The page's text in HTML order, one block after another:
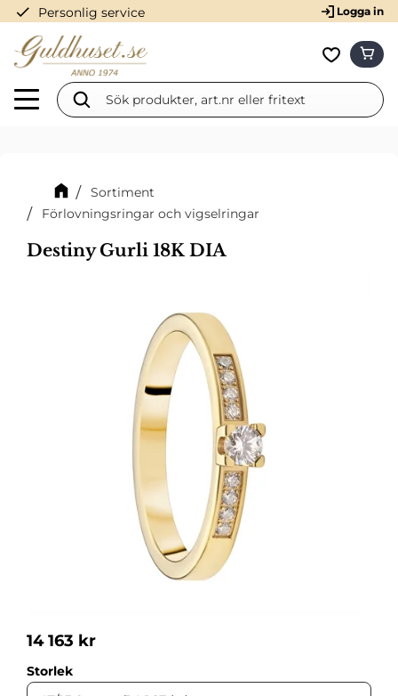
Meny
check Personlig service Logga in
Sortiment
Förlovningsringar och vigselringar
Destiny Gurli 18K DIA
14 163 kr
Storlek